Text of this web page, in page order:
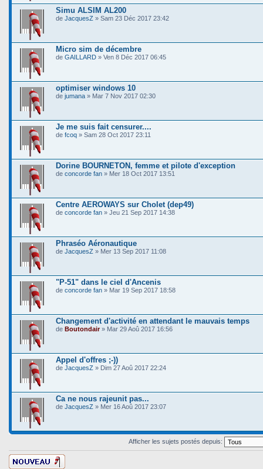
Simu ALSIM AL200
de JacquesZ » Sam 23 Déc 2017 23:42
Micro sim de décembre
de GAILLARD » Ven 8 Déc 2017 06:45
optimiser windows 10
de jumana » Mar 7 Nov 2017 02:30
Je me suis fait censurer....
de fcoq » Sam 28 Oct 2017 23:11
Dorine BOURNETON, femme et pilote d'exception
de concorde fan » Mer 18 Oct 2017 13:51
Centre AEROWAYS sur Cholet (dep49)
de concorde fan » Jeu 21 Sep 2017 14:38
Phraséo Aéronautique
de JacquesZ » Mer 13 Sep 2017 11:08
"P-51" dans le ciel d'Ancenis
de concorde fan » Mar 19 Sep 2017 18:58
Changement d'activité en attendant le mauvais temps
de Boutondair» Mar 29 Aoû 2017 16:56
Appel d'offres ;-))
de JacquesZ » Dim 27 Aoû 2017 22:24
Ca ne nous rajeunit pas...
de JacquesZ » Mer 16 Aoû 2017 23:07
Afficher les sujets postés depuis:
Ecrire un nouveau
sujet